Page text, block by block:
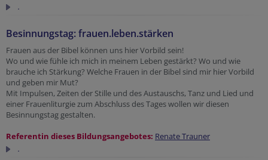
.
Besinnungstag: frauen.leben.stärken
Frauen aus der Bibel können uns hier Vorbild sein!
Wo und wie fühle ich mich in meinem Leben gestärkt? Wo und wie
brauche ich Stärkung? Welche Frauen in der Bibel sind mir hier Vorbild
und geben mir Mut?
Mit Impulsen, Zeiten der Stille und des Austauschs, Tanz und Lied und
einer Frauenliturgie zum Abschluss des Tages wollen wir diesen
Besinnungstag gestalten.
Referentin dieses Bildungsangebotes: Renate Trauner
.